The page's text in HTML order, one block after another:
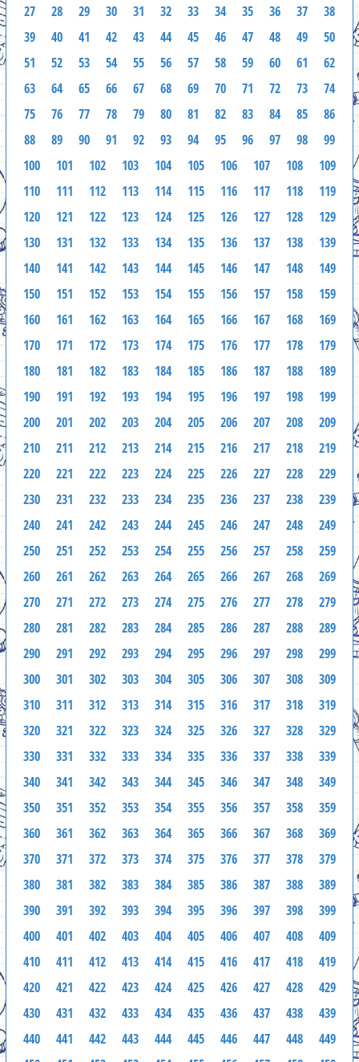
27
28 29 30 31 32 33 34 35 36 37
38
39
40 41 42 43 44 45 46 47 48 49
50
51
52 53 54 55 56 57 58 59 60 61
62
63
64 65 66 67 68 69 70 71 72 73
74
75
76 77 78 79 80 81 82 83 84 85
86
88
89 90 91 92 93 94 95 96 97 98
99
100
101 102 103 104 105 106 107 108
109
110
111 112 113 114 115 116 117 118
119
120
121 122 123 124 125 126 127 128
129
130
131 132 133 134 135 136 137 138
139
140
141 142 143 144 145 146 147 148
149
150
151 152 153 154 155 156 157 158
159
160
161 162 163 164 165 166 167 168
169
170
171 172 173 174 175 176 177 178
179
180
181 182 183 184 185 186 187 188
189
190
191 192 193 194 195 196 197 198
199
200
201 202 203 204 205 206 207 208
209
210
211 212 213 214 215 216 217 218
219
220
221 222 223 224 225 226 227 228
229
230
231 232 233 234 235 236 237 238
239
240
241 242 243 244 245 246 247 248
249
250
251 252 253 254 255 256 257 258
259
260
261 262 263 264 265 266 267 268
269
270
271 272 273 274 275 276 277 278
279
280
281 282 283 284 285 286 287 288
289
290
291 292 293 294 295 296 297 298
299
300
301 302 303 304 305 306 307 308
309
310
311 312 313 314 315 316 317 318
319
320
321 322 323 324 325 326 327 328
329
330
331 332 333 334 335 336 337 338
339
340
341 342 343 344 345 346 347 348
349
350
351 352 353 354 355 356 357 358
359
360
361 362 363 364 365 366 367 368
369
370
371 372 373 374 375 376 377 378
379
380
381 382 383 384 385 386 387 388
389
390
391 392 393 394 395 396 397 398
399
400
401 402 403 404 405 406 407 408
409
410
411 412 413 414 415 416 417 418
419
420
421 422 423 424 425 426 427 428
429
430
431 432 433 434 435 436 437 438
439
440
441 442 443 444 445 446 447 448
449